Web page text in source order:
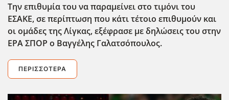
Την επιθυμία του να παραμείνει στο τιμόνι του
ΕΣΑΚΕ, σε περίπτωση που κάτι τέτοιο επιθυμούν και
οι ομάδες της Λίγκας, εξέφρασε με δηλώσεις του στην
ΕΡΑ ΣΠΟΡ ο Βαγγέλης Γαλατσόπουλος.
ΠΕΡΙΣΣΌΤΕΡΑ